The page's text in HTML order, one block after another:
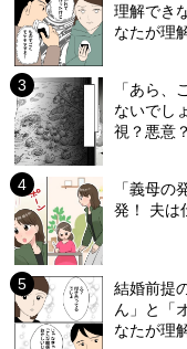
理解でき
なたが理
「あら、
ないでし
視？悪意
「義母
発！ 夫は
結婚前提
ん」と「
なたが理